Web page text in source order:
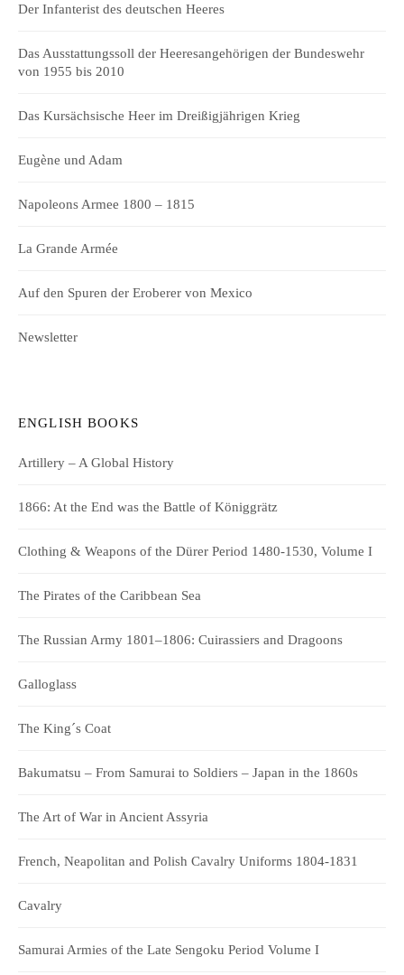
Der Infanterist des deutschen Heeres
Das Ausstattungssoll der Heeresangehörigen der Bundeswehr
von 1955 bis 2010
Das Kursächsische Heer im Dreißigjährigen Krieg
Eugène und Adam
Napoleons Armee 1800 – 1815
La Grande Armée
Auf den Spuren der Eroberer von Mexico
Newsletter
ENGLISH BOOKS
Artillery – A Global History
1866: At the End was the Battle of Königgrätz
Clothing & Weapons of the Dürer Period 1480-1530, Volume I
The Pirates of the Caribbean Sea
The Russian Army 1801–1806: Cuirassiers and Dragoons
Galloglass
The King´s Coat
Bakumatsu – From Samurai to Soldiers – Japan in the 1860s
The Art of War in Ancient Assyria
French, Neapolitan and Polish Cavalry Uniforms 1804-1831
Cavalry
Samurai Armies of the Late Sengoku Period Volume I